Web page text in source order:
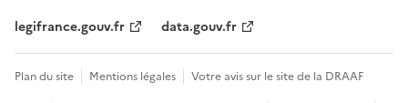
legifrance.gouv.fr
data.gouv.fr
Plan du site Mentions légales
Votre avis sur le site de la DRAAF